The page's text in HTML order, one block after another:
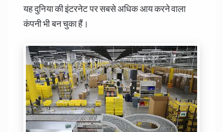
यह दुनिया की इंटरनेट पर सबसे अधिक आय करने वाला
कंपनी भी बन चुका हैं।